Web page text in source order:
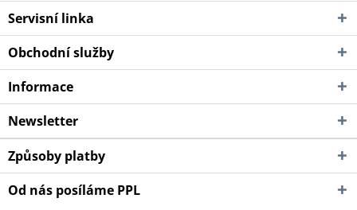
Servisní linka
Obchodní služby
Informace
Newsletter
Způsoby platby
Od nás posíláme PPL